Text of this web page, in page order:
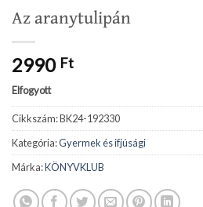
Az aranytulipán
2990 Ft
Elfogyott
Cikkszám:BK24-192330
Kategória:Gyermek és ifjúsági
Márka:KÖNYVKLUB